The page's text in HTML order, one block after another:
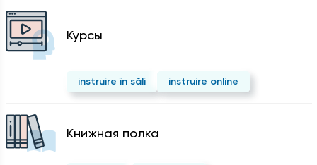
Курсы
instruire în săli instruire online
Kнижная полка